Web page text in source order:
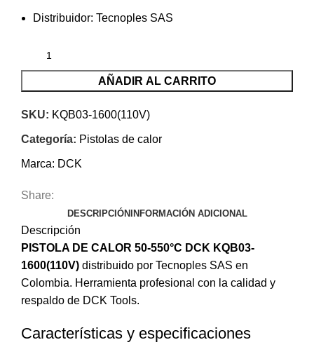
Distribuidor: Tecnoples SAS
AÑADIR AL CARRITO
SKU: KQB03-1600(110V)
Categoría: Pistolas de calor
Marca: DCK
Share:
DESCRIPCIÓN INFORMACIÓN ADICIONAL
Descripción
PISTOLA DE CALOR 50-550°C DCK KQB03-
1600(110V) distribuido por Tecnoples SAS en
Colombia. Herramienta profesional con la calidad y
respaldo de DCK Tools.
Características y especificaciones